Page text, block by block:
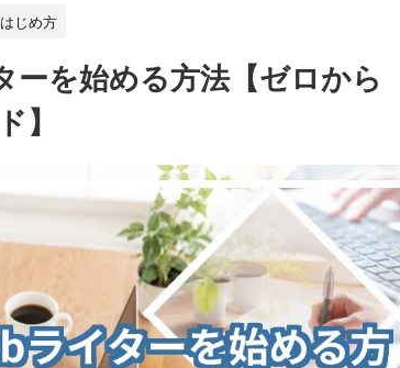
じめ方
を始める方法【ゼロから
】